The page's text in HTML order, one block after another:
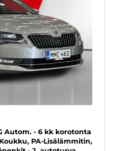
Autom. - 6 kk korotonta
PA-Lisälämmitin,